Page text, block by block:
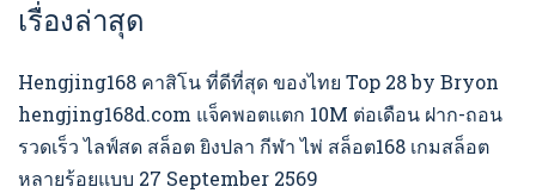
เรื่องล่าสุด
Hengjing168 คาสิโน ที่ดีที่สุด ของไทย Top 28 by Bryon
hengjing168d.com แจ็คพอตแตก 10M ต่อเดือน ฝาก-ถอน
รวดเร็ว ไลฟ์สด สล็อต ยิงปลา กีฬา ไพ่ สล็อต168 เกมสล็อต
หลายร้อยแบบ 27 September 2569